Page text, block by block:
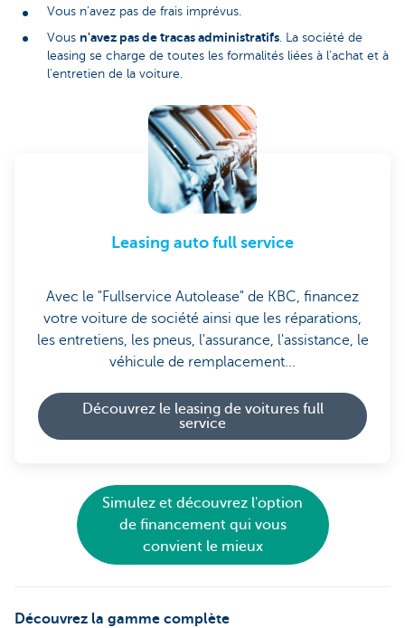
Vous n'avez pas de frais imprévus.
Vous n'avez pas de tracas administratifs . La société de
leasing se charge de toutes les formalités liées à l'achat et à
l'entretien de la voiture.
Leasing auto full service
Avec le "Fullservice Autolease" de KBC, financez
votre voiture de société ainsi que les réparations,
les entretiens, les pneus, l'assurance, l'assistance, le
véhicule de remplacement...
Découvrez le leasing de voitures full
service
Simulez et découvrez l'option
de financement qui vous
convient le mieux
Découvrez la gamme complète